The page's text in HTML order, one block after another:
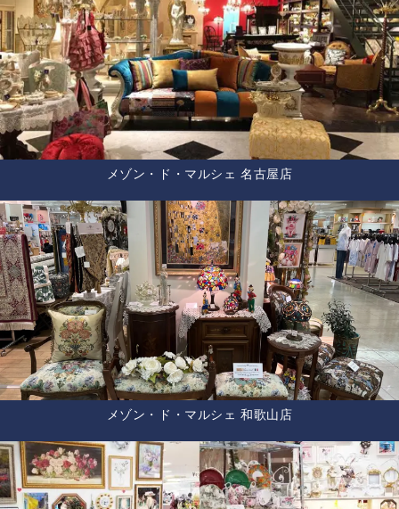
メゾン・ド・マルシェ 名古屋店
メゾン・ド・マルシェ 和歌山店